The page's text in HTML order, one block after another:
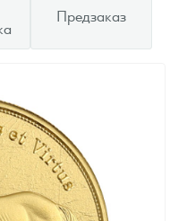
Предзаказ